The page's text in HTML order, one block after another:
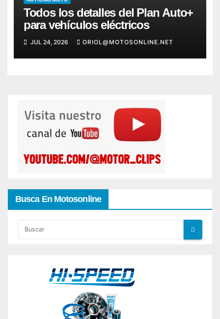
Todos los detalles del Plan Auto+
para vehículos eléctricos
JUL 24, 2026 ORIOL@MOTOSONLINE.NET
Busca En Motosonline